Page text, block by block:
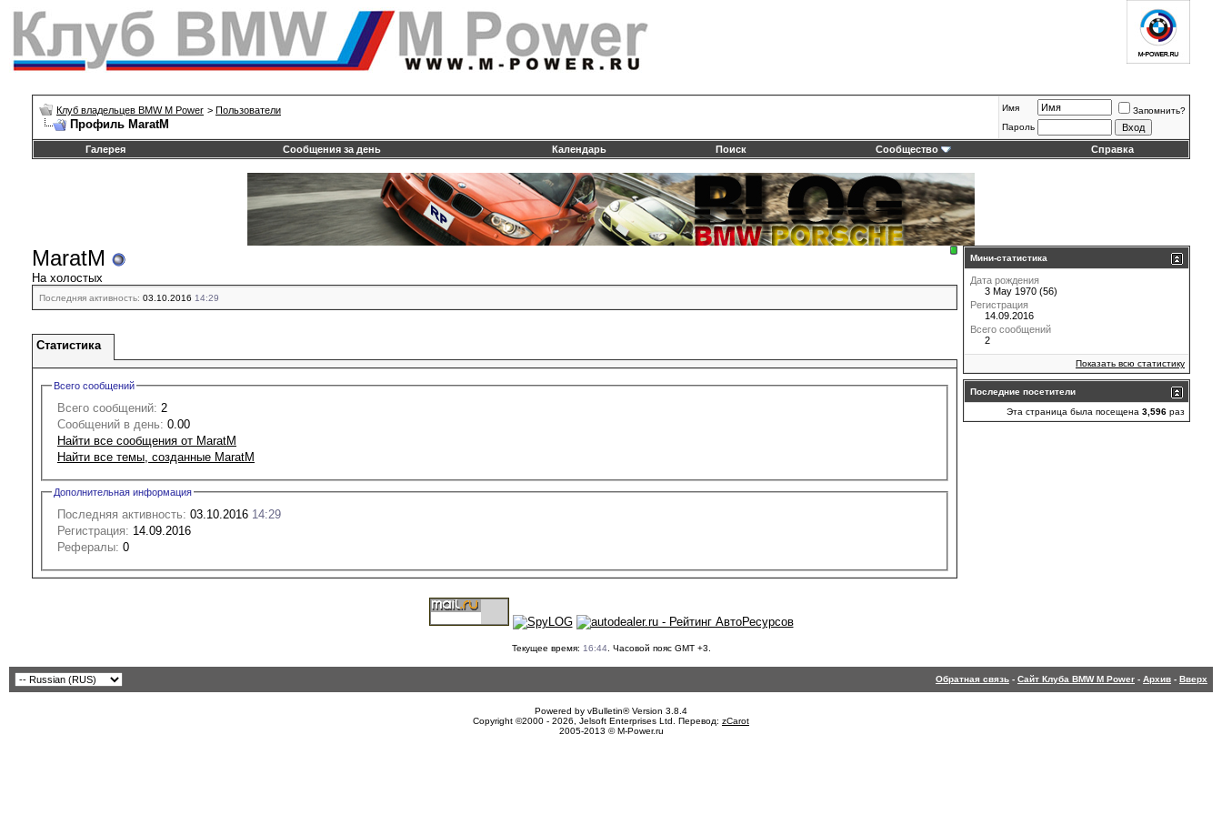
Клуб владельцев BMW M Power > Пользователи
Профиль MaratM
Имя
Запомнить?
Пароль
Галерея Сообщения за день Календарь Поиск Сообщество Справка
MaratM
На холостых
Последняя активность: 03.10.2016 14:29
Статистика
Всего сообщений
Всего сообщений: 2
Сообщений в день: 0.00
Найти все сообщения от MaratM
Найти все темы, созданные MaratM
Дополнительная информация
Последняя активность: 03.10.2016 14:29
Регистрация: 14.09.2016
Рефералы: 0
Мини-статистика
Дата рождения
3 May 1970 (56)
Регистрация
14.09.2016
Всего сообщений
2
Показать всю статистику
Последние посетители
Эта страница была посещена 3,596 раз
Текущее время: 16:44. Часовой пояс GMT +3.
Обратная связь - Сайт Клуба BMW M Power - Архив - Вверх
Powered by vBulletin® Version 3.8.4
Copyright ©2000 - 2026, Jelsoft Enterprises Ltd. Перевод: zCarot
2005-2013 © M-Power.ru